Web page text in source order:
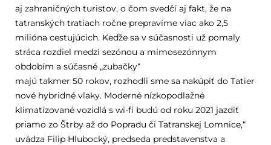
aj zahraničných turistov, o čom svedčí aj fakt, že na
tatranských tratiach ročne prepravíme viac ako 2,5
milióna cestujúcich. Keďže sa v súčasnosti už pomaly
stráca rozdiel medzi sezónou a mimosezónnym
obdobím a súčasné „zubačky“
majú takmer 50 rokov, rozhodli sme sa nakúpiť do Tatier
nové hybridné vlaky. Moderné nízkopodlažné
klimatizované vozidlá s wi-fi budú od roku 2021 jazdiť
priamo zo Štrby až do Popradu či Tatranskej Lomnice,“
uvádza Filip Hlubocký, predseda predstavenstva a